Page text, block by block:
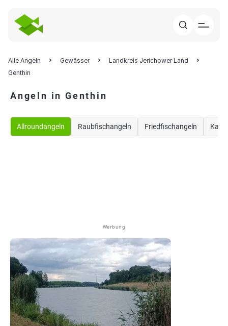
Alle Angeln Gewässer
Landkreis Jerichower Land
Genthin
Angeln in Genthin
Allroundangeln Raubfischangeln Friedfischangeln
Werbung